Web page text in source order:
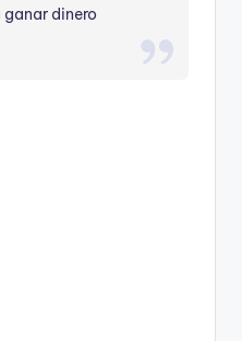
ganar dinero